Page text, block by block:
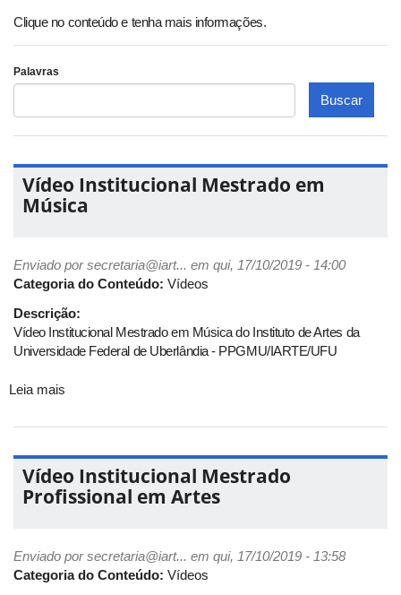
Clique no conteúdo e tenha mais informações.
Palavras
Buscar
Vídeo Institucional Mestrado em
Música
Enviado porsecretaria@iart... em qui, 17/10/2019 - 14:00
Categoria do Conteúdo: Vídeos
Descrição:
Vídeo Institucional Mestrado em Música do Instituto de Artes da
Universidade Federal de Uberlândia - PPGMU/IARTE/UFU
Leia mais
Institucional
Música
Vídeo Institucional Mestrado
Profissional em Artes
Enviado porsecretaria@iart... em qui, 17/10/2019 - 13:58
Categoria do Conteúdo: Vídeos